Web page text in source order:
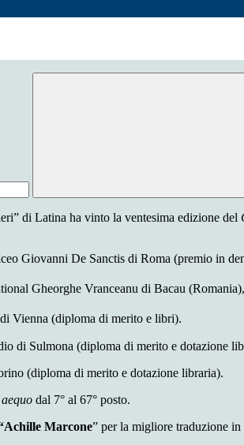
di Latina ha vinto la ventesima edizione del
Giovanni De Sanctis di Roma (premio in
Gheorghe Vranceanu di Bacau
Vienna (diploma di merito e libri).
di Sulmona (diploma di merito e dotazione
(diploma di merito e dotazione libraria).
dal 7° al 67° posto.
Marcone” per la migliore traduzione in